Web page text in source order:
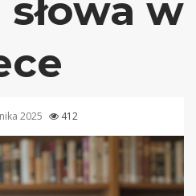
w
2025 412